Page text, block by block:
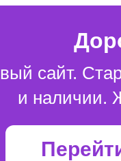
сайт.
и наличии.